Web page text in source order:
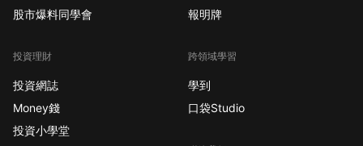
股市爆料同學會
投資理財
投資網誌
Money錢
投資小學堂
報明牌
跨領域學習
學到
口袋Studio